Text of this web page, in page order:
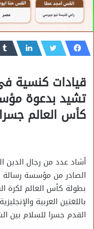
قيادات كنسية
تشيد بدعوة
كأس العالم
أشاد عدد من رجال الدين
الصادر من مؤسسة رسالة
باللغتين العربية
القدم جسرا للسلام بين